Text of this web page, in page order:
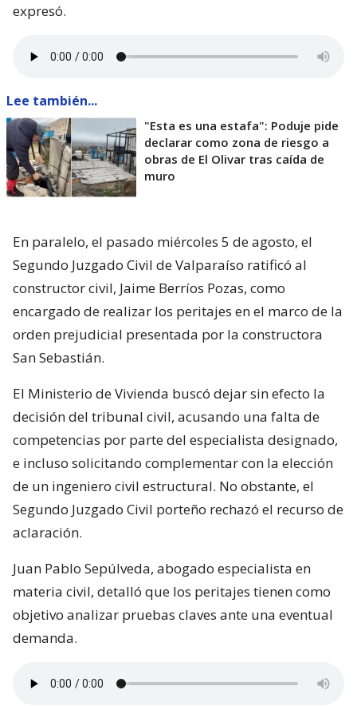
expresó.
Lee también...
"Esta es una estafa": Poduje pide
declarar como zona de riesgo a
obras de El Olivar tras caída de
muro
En paralelo, el pasado miércoles 5 de agosto, el
Segundo Juzgado Civil de Valparaíso ratificó al
constructor civil, Jaime Berríos Pozas, como
encargado de realizar los peritajes en el marco de la
orden prejudicial presentada por la constructora
San Sebastián.
El Ministerio de Vivienda buscó dejar sin efecto la
decisión del tribunal civil, acusando una falta de
competencias por parte del especialista designado,
e incluso solicitando complementar con la elección
de un ingeniero civil estructural. No obstante, el
Segundo Juzgado Civil porteño rechazó el recurso de
aclaración.
Juan Pablo Sepúlveda, abogado especialista en
materia civil, detalló que los peritajes tienen como
objetivo analizar pruebas claves ante una eventual
demanda.